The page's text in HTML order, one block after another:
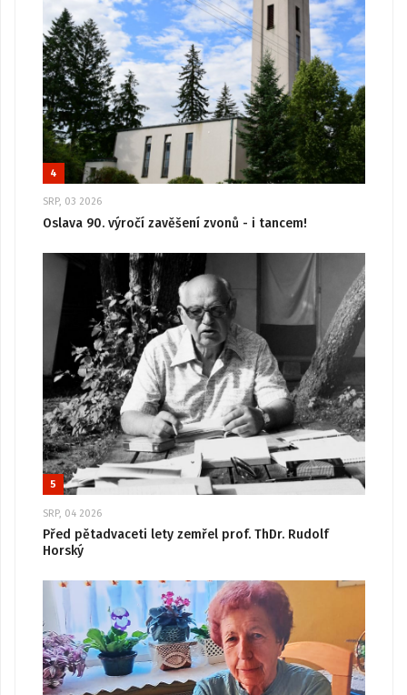
4
SRP, 03 2026
Oslava 90. výročí zavěšení zvonů - i tancem!
5
SRP, 04 2026
Před pětadvaceti lety zemřel prof. ThDr. Rudolf
Horský